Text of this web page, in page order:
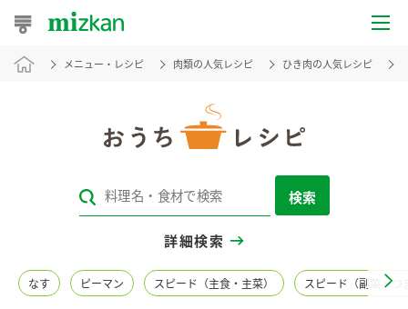
おうちレシピ
レシピカテゴリ一覧
レシピ名特集
メニュー・レシピ 肉類の人気レシピ ひき肉の人気レシピ
検索
詳細検索
なす ピーマン スピード（主食・主菜） スピード（副菜・つ